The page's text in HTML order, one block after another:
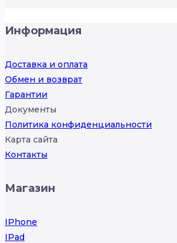
Информация
Доставка и оплата
Обмен и возврат
Гарантии
Документы
Политика конфиденциальности
Карта сайта
Контакты
Магазин
IPhone
IPad